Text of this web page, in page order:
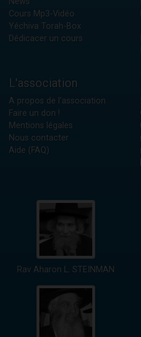
Cours Mp3-Vidéo
Yéchiva Torah-Box
Dédicacer un cours
L'association
A propos de l'association
Faire un don !
Mentions légales
Nous contacter
Aide (FAQ)
Rav Aharon L. STEINMAN